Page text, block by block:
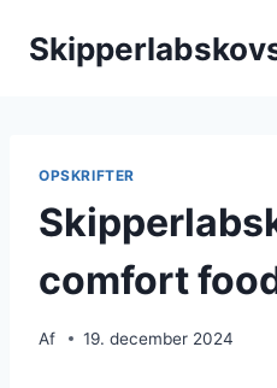
OPSKRIFTER
comfort
Af 19. december 2024